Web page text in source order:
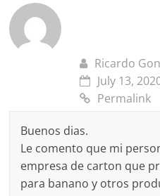
Ricardo
July 13,
Permalink
Buenos dias.
Le comento que mi
empresa de carton que
para banano y otros